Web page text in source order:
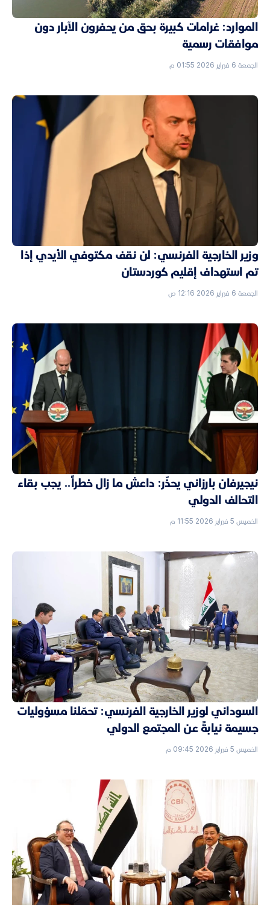
الموارد: غرامات كبيرة بحق من يحفرون الآبار دون
موافقات رسمية
الجمعة 6 فبراير 2026 01:55 م
وزير الخارجية الفرنسي: لن نقف مكتوفي الأيدي إذا
تم استهداف إقليم كوردستان
الجمعة 6 فبراير 2026 12:16 ص
نيجيرفان بارزاني يحذّر: داعش ما زال خطراً.. يجب بقاء
التحالف الدولي
الخميس 5 فبراير 2026 11:55 م
السوداني لوزير الخارجية الفرنسي: تحمّلنا مسؤوليات
جسيمة نيابةً عن المجتمع الدولي
الخميس 5 فبراير 2026 09:45 م